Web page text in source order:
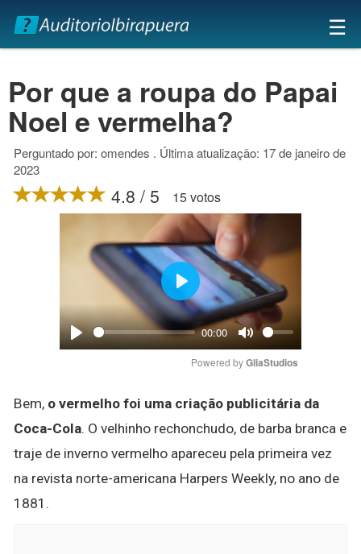
×
☰
Por que a roupa do Papai
Noel e vermelha?
Perguntado por: omendes . Última atualização: 17 de janeiro de
2023
4.8 / 5 15 votos
Play
00:00
Mute
Play
Powered by GliaStudios
Bem, o vermelho foi uma criação publicitária da
Coca-Cola. O velhinho rechonchudo, de barba branca e
traje de inverno vermelho apareceu pela primeira vez
na revista norte-americana Harpers Weekly, no ano de
1881.